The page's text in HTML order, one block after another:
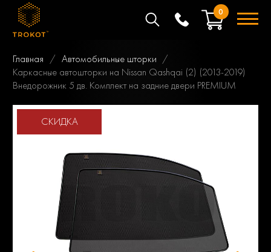
0
Главная
Автомобильные шторки
Каркасные автошторки на Nissan Qashqai (2) (2013-2019)
Внедорожник 5 дв. Комплект на задние двери PREMIUM
СКИДКА